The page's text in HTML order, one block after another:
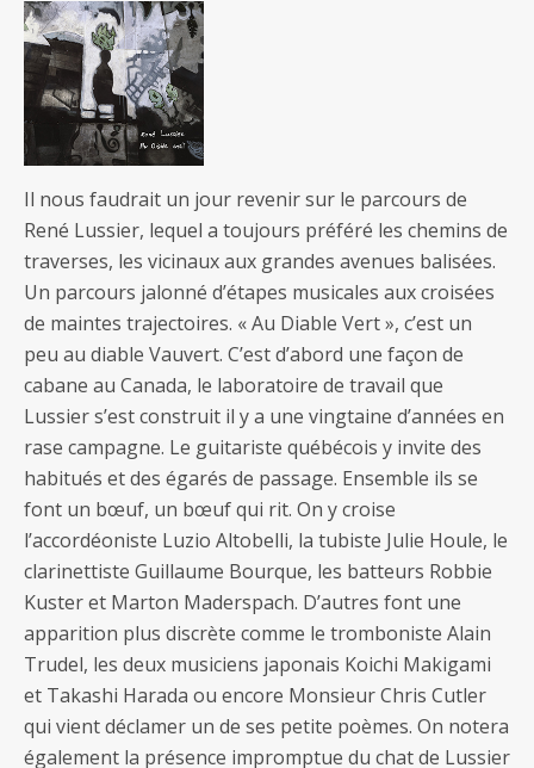
Il nous faudrait un jour revenir sur le parcours de
René Lussier, lequel a toujours préféré les chemins de
traverses, les vicinaux aux grandes avenues balisées.
Un parcours jalonné d’étapes musicales aux croisées
de maintes trajectoires. « Au Diable Vert », c’est un
peu au diable Vauvert. C’est d’abord une façon de
cabane au Canada, le laboratoire de travail que
Lussier s’est construit il y a une vingtaine d’années en
rase campagne. Le guitariste québécois y invite des
habitués et des égarés de passage. Ensemble ils se
font un bœuf, un bœuf qui rit. On y croise
l’accordéoniste Luzio Altobelli, la tubiste Julie Houle, le
clarinettiste Guillaume Bourque, les batteurs Robbie
Kuster et Marton Maderspach. D’autres font une
apparition plus discrète comme le tromboniste Alain
Trudel, les deux musiciens japonais Koichi Makigami
et Takashi Harada ou encore Monsieur Chris Cutler
qui vient déclamer un de ses petite poèmes. On notera
également la présence impromptue du chat de Lussier